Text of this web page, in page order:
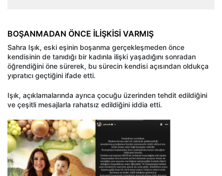
BOŞANMADAN ÖNCE İLİŞKİSİ VARMIŞ
Sahra Işık, eski eşinin boşanma gerçekleşmeden önce
kendisinin de tanıdığı bir kadınla ilişki yaşadığını sonradan
öğrendiğini öne sürerek, bu sürecin kendisi açısından oldukça
yıpratıcı geçtiğini ifade etti.
Işık, açıklamalarında ayrıca çocuğu üzerinden tehdit edildiğini
ve çeşitli mesajlarla rahatsız edildiğini iddia etti.